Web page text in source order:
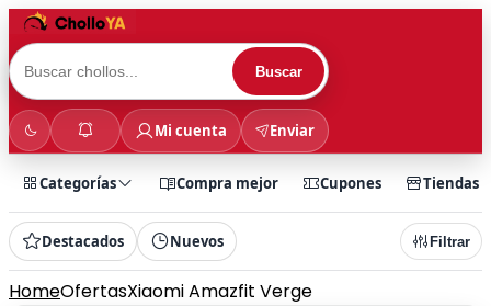
Buscar
Mi cuenta Enviar
Categorías Compra mejor Cupones Tiendas
Destacados Nuevos Filtrar
HomeOfertasXiaomi Amazfit Verge